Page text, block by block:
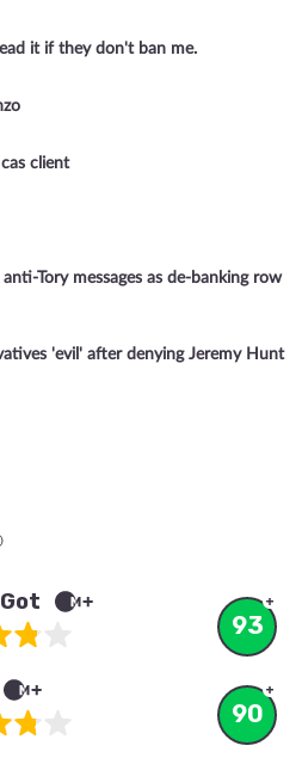
it if they don't ban me.
client
Tory messages as de-banking row
'evil' after denying Jeremy Hunt
93
90